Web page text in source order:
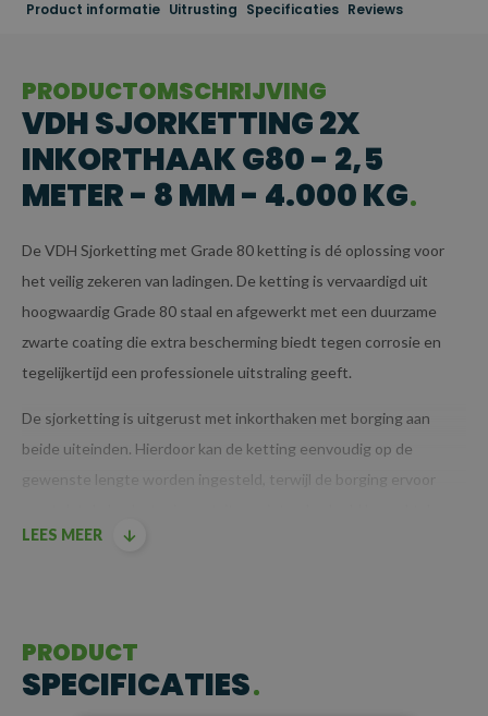
Product informatie Uitrusting Specificaties Reviews
PRODUCTOMSCHRIJVING
VDH SJORKETTING 2X
INKORTHAAK G80 - 2,5
METER - 8 MM - 4.000 KG
De VDH Sjorketting met Grade 80 ketting is dé oplossing voor
het veilig zekeren van ladingen. De ketting is vervaardigd uit
hoogwaardig Grade 80 staal en afgewerkt met een duurzame
zwarte coating die extra bescherming biedt tegen corrosie en
tegelijkertijd een professionele uitstraling geeft.
De sjorketting is uitgerust met inkorthaken met borging aan
beide uiteinden. Hierdoor kan de ketting eenvoudig op de
gewenste lengte worden ingesteld, terwijl de borging ervoor
combinatie met een ladingspanner (kettingspanner) kan de
BELANGRIJKSTE KENMERKEN
Grade 80 staal:geschikt voor zware belasting en
LEES MEER
PRODUCT
SPECIFICATIES